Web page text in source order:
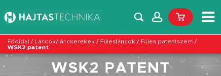
Főoldal / Láncok/lánckerekek / Fülesláncok / Füles patentszem /
WSK2 patent
WSK2 PATENT